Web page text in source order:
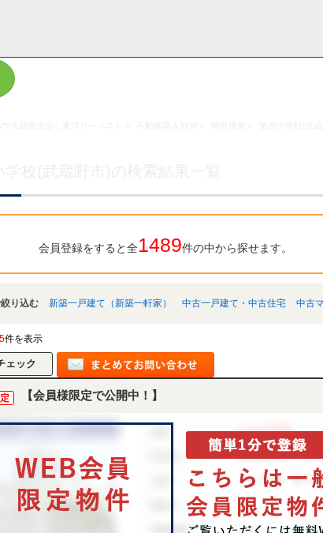
会員登録をすると全1489件の中から探せます。
り込む 新築一戸建て（新築一軒家） 中古一戸建て・中古住宅 中古
件を表示
【会員様限定で公開中！】